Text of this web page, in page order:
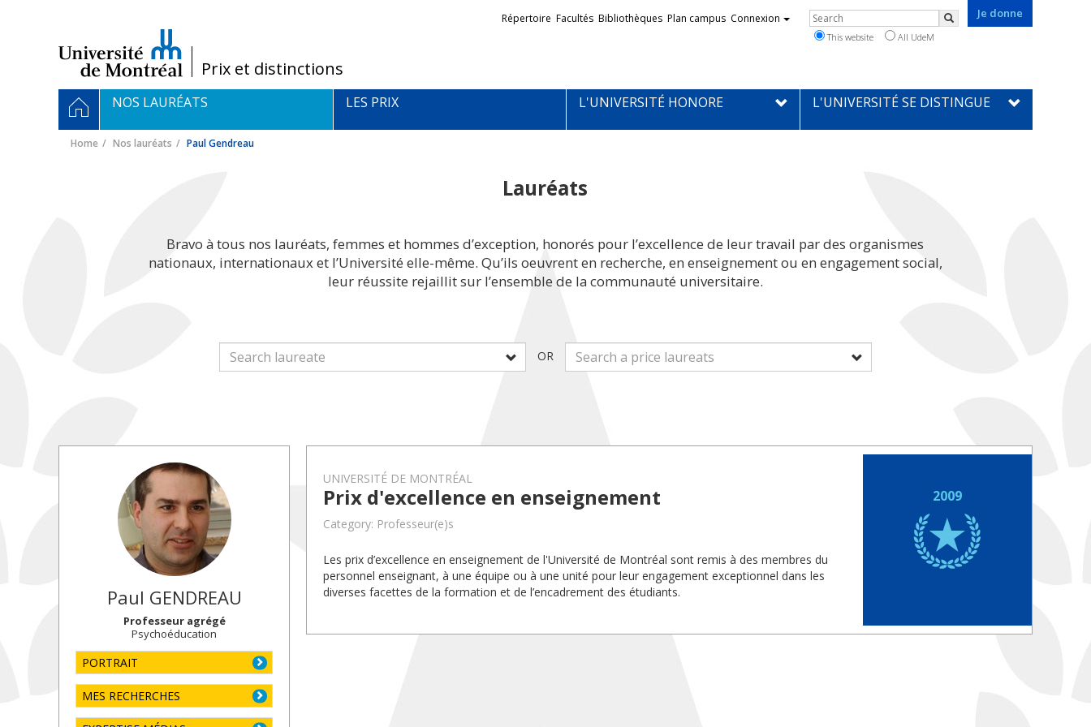
/Prix et distinctions
Je donne
Liens
externes
Répertoire Facultés Bibliothèques Plan campus Connexion Rechercher
Search
This website All UdeM
Navigation
principale
HOMENOS LAURÉATS LES PRIX L'UNIVERSITÉ HONORE L'UNIVERSITÉ SE DISTINGUE
Home Nos lauréats Paul Gendreau
Lauréats
Bravo à tous nos lauréats, femmes et hommes d’exception, honorés pour l’excellence de leur travail par des organismes
nationaux, internationaux et l’Université elle-même. Qu’ils oeuvrent en recherche, en enseignement ou en engagement social,
leur réussite rejaillit sur l’ensemble de la communauté universitaire.
OR
Paul GENDREAU
Professeur agrégé
Psychoéducation
PORTRAIT
MES RECHERCHES
UNIVERSITÉ DE MONTRÉAL
Prix d'excellence en enseignement
Category: Professeur(e)s
Les prix d’excellence en enseignement de l'Université de Montréal sont remis à des membres du
personnel enseignant, à une équipe ou à une unité pour leur engagement exceptionnel dans les
diverses facettes de la formation et de l’encadrement des étudiants.
2009